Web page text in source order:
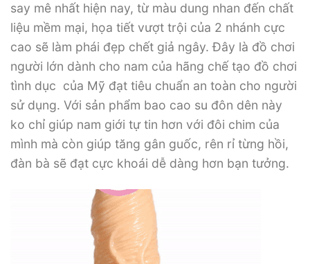
say mê nhất hiện nay, từ màu dung nhan đến chất
liệu mềm mại, họa tiết vượt trội của 2 nhánh cực
cao sẽ làm phái đẹp chết giả ngây. Đây là đồ chơi
người lớn dành cho nam của hãng chế tạo đồ chơi
tình dục của Mỹ đạt tiêu chuẩn an toàn cho người
sử dụng. Với sản phẩm bao cao su đôn dên này
ko chỉ giúp nam giới tự tin hơn với đôi chim của
mình mà còn giúp tăng gân guốc, rên rỉ từng hồi,
đàn bà sẽ đạt cực khoái dễ dàng hơn bạn tưởng.